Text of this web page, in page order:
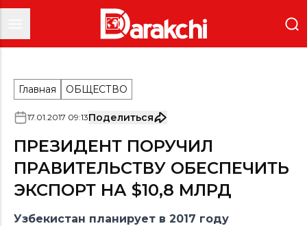
Главная ОБЩЕСТВО
17.01.2017 09:13Поделиться
ПРЕЗИДЕНТ ПОРУЧИЛ
ПРАВИТЕЛЬСТВУ ОБЕСПЕЧИТЬ
ЭКСПОРТ НА $10,8 МЛРД
Узбекистан планирует в 2017 году